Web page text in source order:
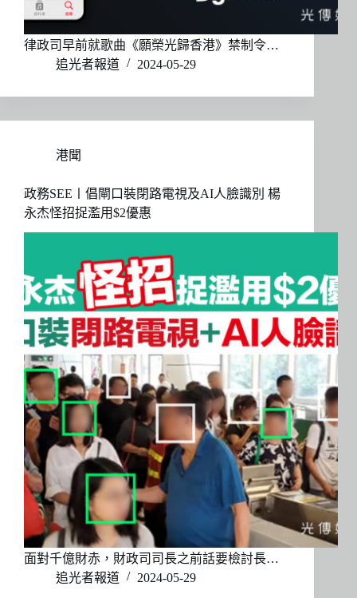
律政司早前就歌曲《願榮光歸香港》禁制令…
追光者報道
2024-05-29
港聞
政務SEE〡倡閘口裝閉路電視及AI人臉識別 楊
永杰怪招捉濫用$2優惠
面對千億財赤，財政司司長之前話要檢討長…
追光者報道
2024-05-29